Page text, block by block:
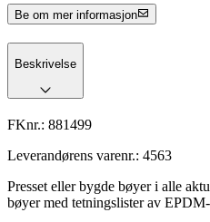
Be om mer informasjon
Beskrivelse
FKnr.: 881499
Leverandørens varenr.: 4563
Presset eller bygde bøyer i alle
bøyer med tetningslister av